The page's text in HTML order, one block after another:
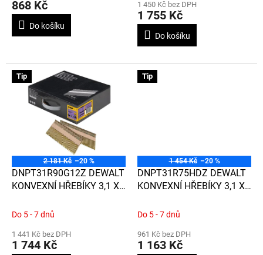
je
5,0
868 Kč
Do košíku
1 450 Kč bez DPH
1 755 Kč
Do košíku
Tip
2 181 Kč –20 %
DNPT31R90G12Z DEWALT
KONVEXNÍ HŘEBÍKY 3,1 X
GALVANIZOVANÉ
Do 5 - 7 dnů
1 441 Kč bez DPH
1 744 Kč
Tip
1 454 Kč –20 %
DNPT31R75HDZ DEWALT
KONVEXNÍ HŘEBÍKY 3,1 X
ZINKOVANÉ
Do 5 - 7 dnů
961 Kč bez DPH
1 163 Kč